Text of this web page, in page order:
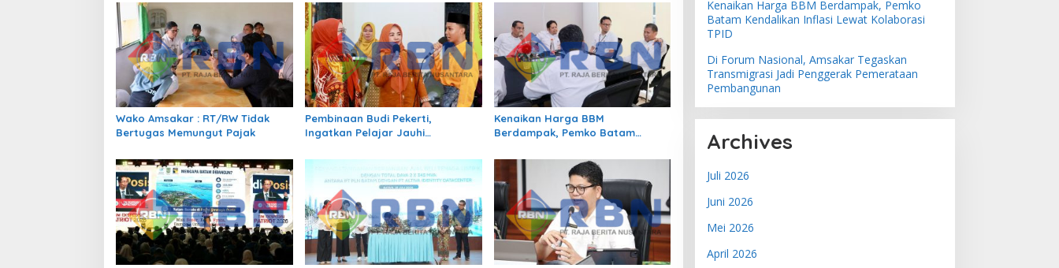
s
i
p
o
s
Wako Amsakar : RT/RW Tidak
Bertugas Memungut Pajak
Pembinaan Budi Pekerti,
Ingatkan Pelajar Jauhi
Bermedia Sosial
Kenaikan Harga BBM
Berdampak, Pemko Batam
Kolaborasi TPID
Kenaikan Harga BBM Berdampak, Pemko
Batam Kendalikan Inflasi Lewat Kolaborasi
TPID
Di Forum Nasional, Amsakar Tegaskan
Transmigrasi Jadi Penggerak Pemerataan
Pembangunan
Archives
Juli 2026
Juni 2026
Mei 2026
April 2026